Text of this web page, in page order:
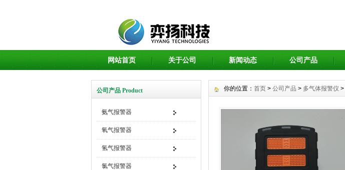
网站首页 关于公司 新闻动态 公司产品
公司产品 Product
氨气报警器
氧气报警器
氢气报警器
氯气报警器
你的位置： 首页 > 公司产品 > 多气体报警仪 >